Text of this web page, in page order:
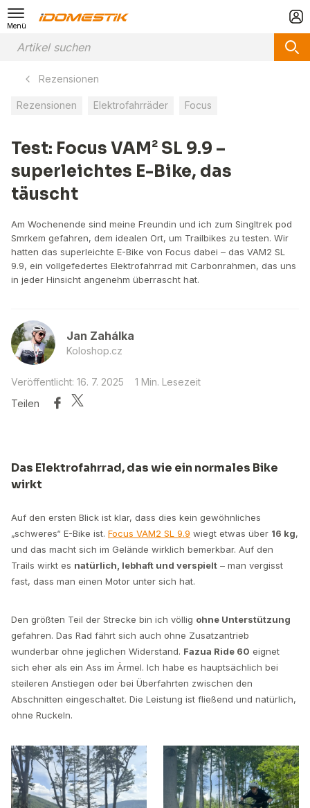
Menü
Rezensionen
Rezensionen Elektrofahrräder Focus
Test: Focus VAM² SL 9.9 –
superleichtes E-Bike, das
täuscht
Am Wochenende sind meine Freundin und ich zum Singltrek pod
Smrkem gefahren, dem idealen Ort, um Trailbikes zu testen. Wir
hatten das superleichte E-Bike von Focus dabei – das VAM2 SL
9.9, ein vollgefedertes Elektrofahrrad mit Carbonrahmen, das uns
in jeder Hinsicht angenehm überrascht hat.
Jan Zahálka
Koloshop.cz
Veröffentlicht: 16. 7. 2025
1 Min. Lesezeit
Teilen
Das Elektrofahrrad, das wie ein normales Bike
wirkt
Auf den ersten Blick ist klar, dass dies kein gewöhnliches
„schweres“ E-Bike ist. Focus VAM2 SL 9.9 wiegt etwas über 16 kg,
und das macht sich im Gelände wirklich bemerkbar. Auf den
Trails wirkt es natürlich, lebhaft und verspielt – man vergisst
fast, dass man einen Motor unter sich hat.
Den größten Teil der Strecke bin ich völlig ohne Unterstützung
gefahren. Das Rad fährt sich auch ohne Zusatzantrieb
wunderbar ohne jeglichen Widerstand. Fazua Ride 60 eignet
sich eher als ein Ass im Ärmel. Ich habe es hauptsächlich bei
steileren Anstiegen oder bei Überfahrten zwischen den
Abschnitten eingeschaltet. Die Leistung ist fließend und natürlich,
ohne Ruckeln.